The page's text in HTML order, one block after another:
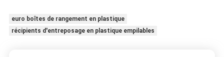
euro boîtes de rangement en plastique
récipients d'entreposage en plastique empilables